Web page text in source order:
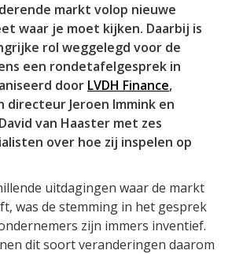
markt volop nieuwe
waar je moet kijken. Daarbij is
rol weggelegd voor de
een rondetafelgesprek in
door LVDH Finance,
directeur Jeroen Immink en
van Haaster met zes
over hoe zij inspelen op
uitdagingen waar de markt
was de stemming in het gesprek
zijn immers inventief.
dit soort veranderingen daarom